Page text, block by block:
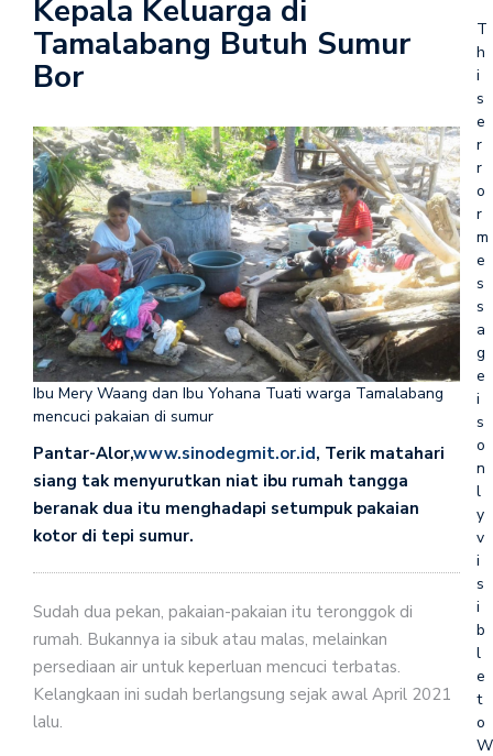
Kepala Keluarga di
Tamalabang Butuh Sumur
Bor
Ibu Mery Waang dan Ibu Yohana Tuati warga Tamalabang
mencuci pakaian di sumur
Pantar-Alor,www.sinodegmit.or.id, Terik matahari
siang tak menyurutkan niat ibu rumah tangga
beranak dua itu menghadapi setumpuk pakaian
kotor di tepi sumur.
Sudah dua pekan, pakaian-pakaian itu teronggok di
rumah. Bukannya ia sibuk atau malas, melainkan
persediaan air untuk keperluan mencuci terbatas.
Kelangkaan ini sudah berlangsung sejak awal April 2021
lalu.
T
h
i
s
e
r
r
o
r
m
e
s
s
a
g
e
i
s
o
n
l
y
v
i
s
i
b
l
e
t
o
W